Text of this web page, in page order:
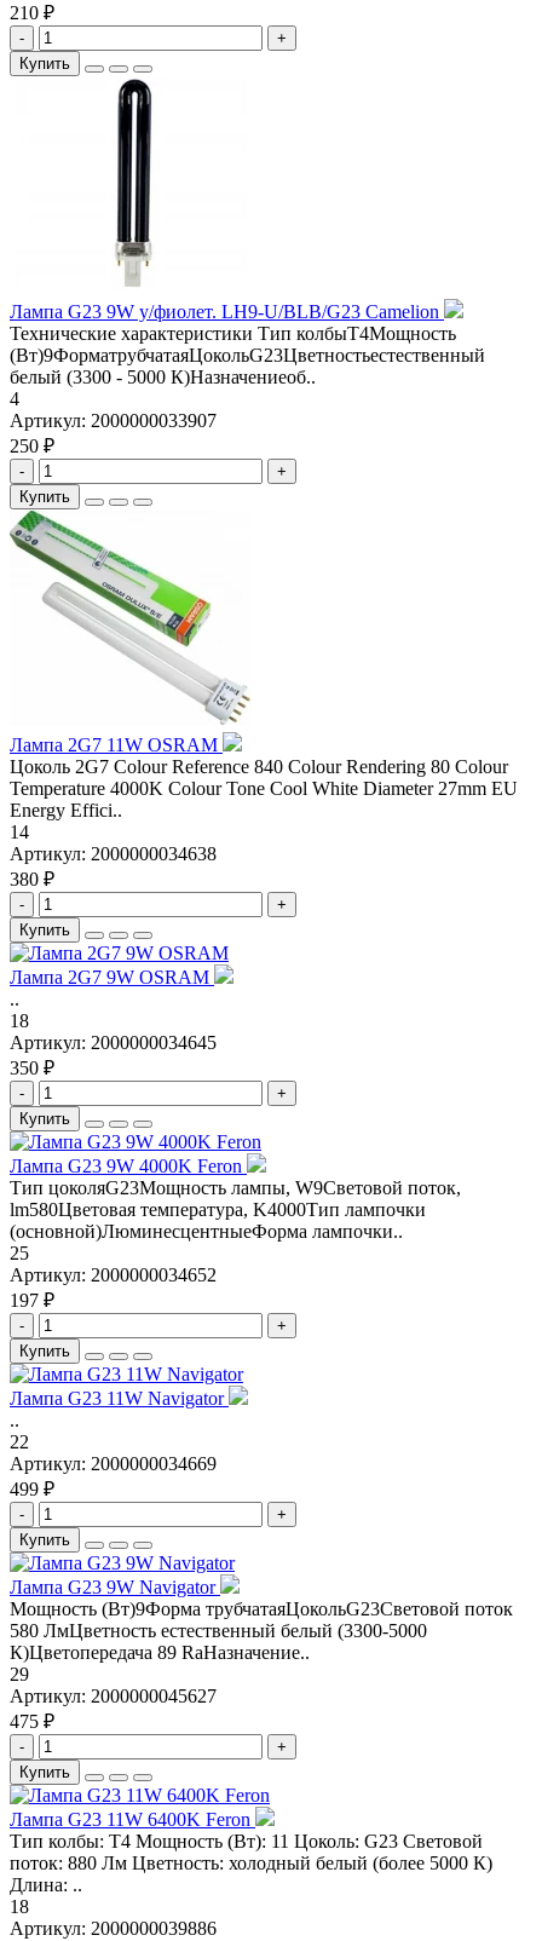
210 ₽
-
+
Купить
Лампа G23 9W у/фиолет. LH9-U/BLB/G23 Camelion
Технические характеристики Тип колбыT4Мощность
(Вт)9ФорматрубчатаяЦокольG23Цветностьестественный
белый (3300 - 5000 К)Назначениеоб..
4
Артикул: 2000000033907
250 ₽
-
+
Купить
Лампа 2G7 11W OSRAM
Цоколь 2G7 Colour Reference 840 Colour Rendering 80 Colour
Temperature 4000K Colour Tone Cool White Diameter 27mm EU
Energy Effici..
14
Артикул: 2000000034638
380 ₽
-
+
Купить
Лампа 2G7 9W OSRAM
..
18
Артикул: 2000000034645
350 ₽
-
+
Купить
Лампа G23 9W 4000K Feron
Тип цоколяG23Мощность лампы, W9Световой поток,
lm580Цветовая температура, K4000Тип лампочки
(основной)ЛюминесцентныеФорма лампочки..
25
Артикул: 2000000034652
197 ₽
-
+
Купить
Лампа G23 11W Navigator
..
22
Артикул: 2000000034669
499 ₽
-
+
Купить
Лампа G23 9W Navigator
Мощность (Вт)9Форма трубчатаяЦокольG23Световой поток
580 ЛмЦветность естественный белый (3300-5000
К)Цветопередача 89 RaНазначение..
29
Артикул: 2000000045627
475 ₽
-
+
Купить
Лампа G23 11W 6400K Feron
Тип колбы: T4 Мощность (Вт): 11 Цоколь: G23 Световой
поток: 880 Лм Цветность: холодный белый (более 5000 К)
Длина: ..
18
Артикул: 2000000039886